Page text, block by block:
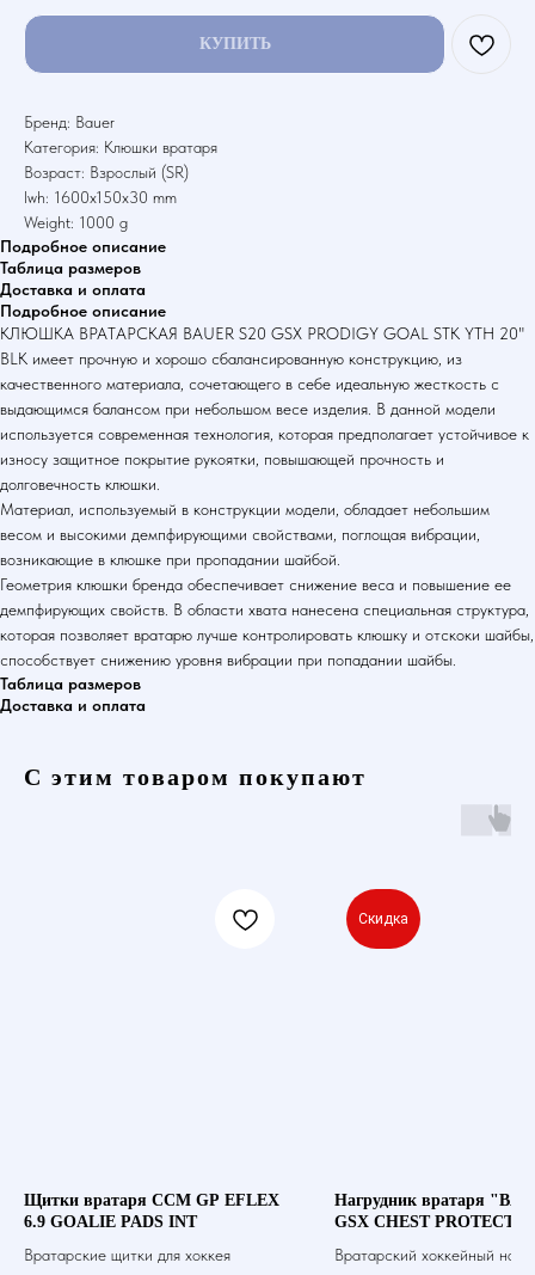
КУПИТЬ
Бренд: Bauer
Категория: Клюшки вратаря
Возраст: Взрослый (SR)
lwh: 1600x150x30 mm
Weight: 1000 g
Подробное описание
Таблица размеров
Доставка и оплата
Подробное описание
КЛЮШКА ВРАТАРСКАЯ BAUER S20 GSX PRODIGY GOAL STK YTH 20"
BLK имеет прочную и хорошо сбалансированную конструкцию, из
качественного материала, сочетающего в себе идеальную жесткость с
выдающимся балансом при небольшом весе изделия. В данной модели
используется современная технология, которая предполагает устойчивое к
износу защитное покрытие рукоятки, повышающей прочность и
долговечность клюшки.
Материал, используемый в конструкции модели, обладает небольшим
весом и высокими демпфирующими свойствами, поглощая вибрации,
возникающие в клюшке при пропадании шайбой.
Геометрия клюшки бренда обеспечивает снижение веса и повышение ее
демпфирующих свойств. В области хвата нанесена специальная структура,
которая позволяет вратарю лучше контролировать клюшку и отскоки шайбы,
способствует снижению уровня вибрации при попадании шайбы.
Таблица размеров
Доставка и оплата
С этим товаром покупают
Щитки вратаря CCM GP EFLEX
6.9 GOALIE PADS INT
Вратарские щитки для хоккея
Скидка
Нагрудник вратаря
GSX CHEST
Вратарский хоккейный